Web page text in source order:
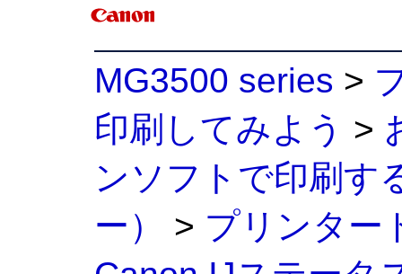
MG3500 series >
印刷してみよう >
ンソフトで印刷す
ー）
> プリンター